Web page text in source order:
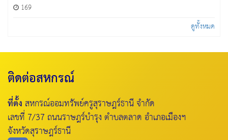
169
ดูทั้งหมด
ติดต่อสหกรณ์
ที่ตั้งสหกรณ์ออมทรัพย์ครูสุราษฎร์ธานี จำกัด
เลขที่ 7/37 ถนนราษฎร์บำรุง ตำบลตลาด อำเภอเมืองฯ
จังหวัดสุราษฎร์ธานี